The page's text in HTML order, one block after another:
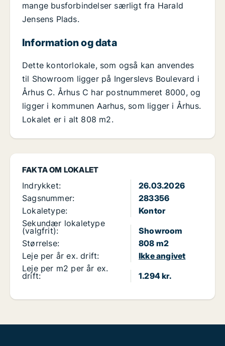
FAKTA OM LOKALET
Indrykket:
26.03.2026
Sagsnummer:
283356
Lokaletype:
Kontor
Sekundær lokaletype
(valgfrit):
Showroom
Størrelse:
808 m2
Leje per år ex. drift:
Ikke angivet
Leje per m2 per år ex.
drift: 1.294 kr.
mange busforbindelser særligt fra Harald
Jensens Plads.
Information og data
Dette kontorlokale, som også kan anvendes
til Showroom ligger på Ingerslevs Boulevard i
Århus C. Århus C har postnummeret 8000, og
ligger i kommunen Aarhus, som ligger i Århus.
Lokalet er i alt 808 m2.